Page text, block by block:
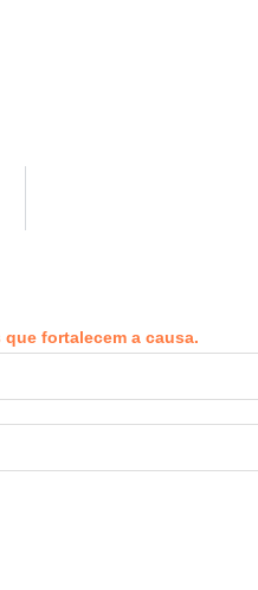
fortalecem a causa.